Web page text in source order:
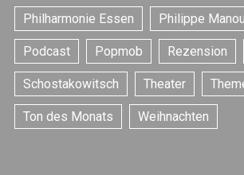
Philharmonie Essen Philippe
Podcast Popmob Rezension
Schostakowitsch Theater
Ton des Monats Weihnachten